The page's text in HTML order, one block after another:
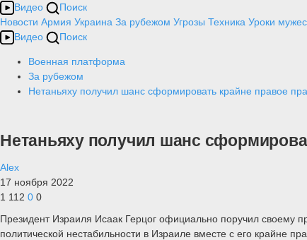
Видео
Поиск
Новости Армия Украина За рубежом Угрозы Техника Уроки
Видео
Поиск
Военная платформа
За рубежом
Нетаньяху получил шанс сформировать крайне правое
Нетаньяху получил шанс
Alex
17 ноября 2022
1 112 0 0
Президент Израиля Исаак Герцог официально поручил своему
политической нестабильности в Израиле вместе с его крайне